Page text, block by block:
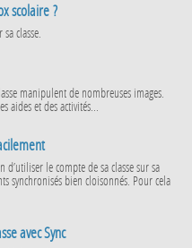
scolaire ?
classe.
manipulent de nombreuses images.
aides et des activités...
d’utiliser le compte de sa classe sur sa
synchronisés bien cloisonnés. Pour cela
avec Sync